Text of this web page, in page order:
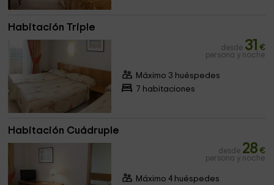
Habitación Triple
desde 31 €
persona y noche
Máximo 3 huéspedes
7 habitaciones
Habitación Cuádruple
desde 28 €
persona y noche
Máximo 4 huéspedes